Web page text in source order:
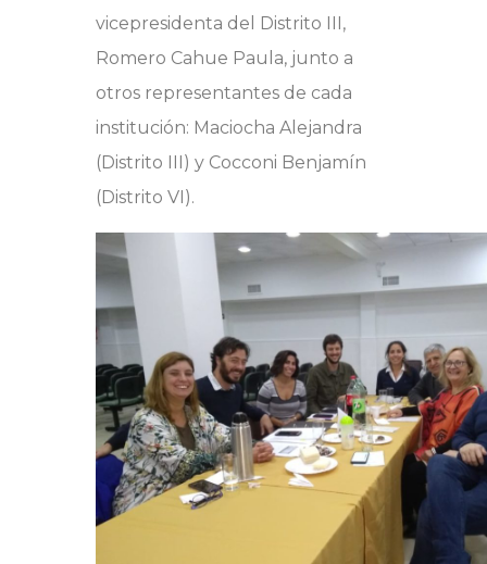
vicepresidenta del Distrito III,
Romero Cahue Paula, junto a
otros representantes de cada
institución: Maciocha Alejandra
(Distrito III) y Cocconi Benjamín
(Distrito VI).